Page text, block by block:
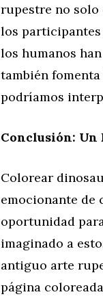
rupestre no solo
los
los humanos
también
podríamos
Conclusión: Un
Colorear
emocionante de
oportunidad
imaginado a
antiguo arte
página